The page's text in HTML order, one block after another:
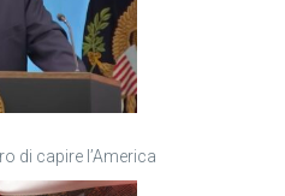
di capire l’America